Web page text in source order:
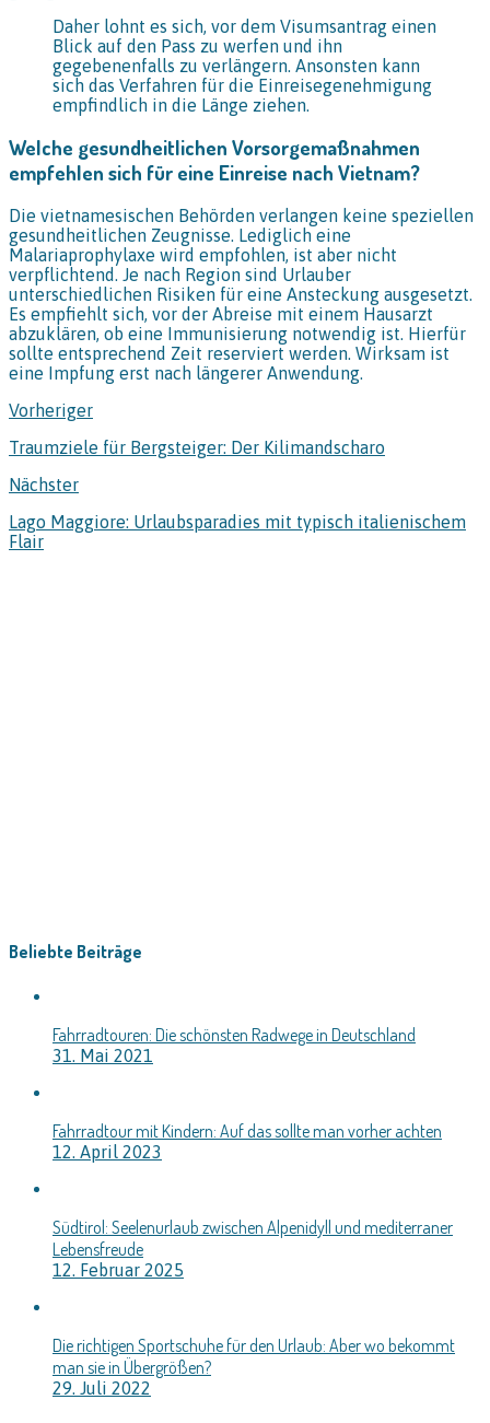
Daher lohnt es sich, vor dem Visumsantrag einen
Blick auf den Pass zu werfen und ihn
gegebenenfalls zu verlängern. Ansonsten kann
sich das Verfahren für die Einreisegenehmigung
empfindlich in die Länge ziehen.
Welche gesundheitlichen Vorsorgemaßnahmen
empfehlen sich für eine Einreise nach Vietnam?
Die vietnamesischen Behörden verlangen keine speziellen
gesundheitlichen Zeugnisse. Lediglich eine
Malariaprophylaxe wird empfohlen, ist aber nicht
verpflichtend. Je nach Region sind Urlauber
unterschiedlichen Risiken für eine Ansteckung ausgesetzt.
Es empfiehlt sich, vor der Abreise mit einem Hausarzt
abzuklären, ob eine Immunisierung notwendig ist. Hierfür
sollte entsprechend Zeit reserviert werden. Wirksam ist
eine Impfung erst nach längerer Anwendung.
Vorheriger
Traumziele für Bergsteiger: Der Kilimandscharo
Nächster
Lago Maggiore: Urlaubsparadies mit typisch italienischem
Flair
Beliebte Beiträge
Fahrradtouren: Die schönsten Radwege in Deutschland
31. Mai 2021
Fahrradtour mit Kindern: Auf das sollte man vorher achten
12. April 2023
Südtirol: Seelenurlaub zwischen Alpenidyll und mediterraner
Lebensfreude
12. Februar 2025
Die richtigen Sportschuhe für den Urlaub: Aber wo bekommt
man sie in Übergrößen?
29. Juli 2022